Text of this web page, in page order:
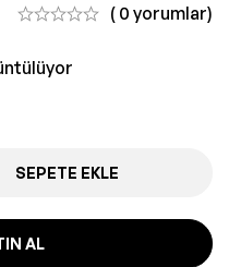
( 0 yorumlar)
SEPETE EKLE
AL